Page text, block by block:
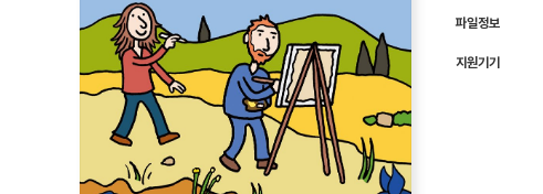
파일정보
지원기기